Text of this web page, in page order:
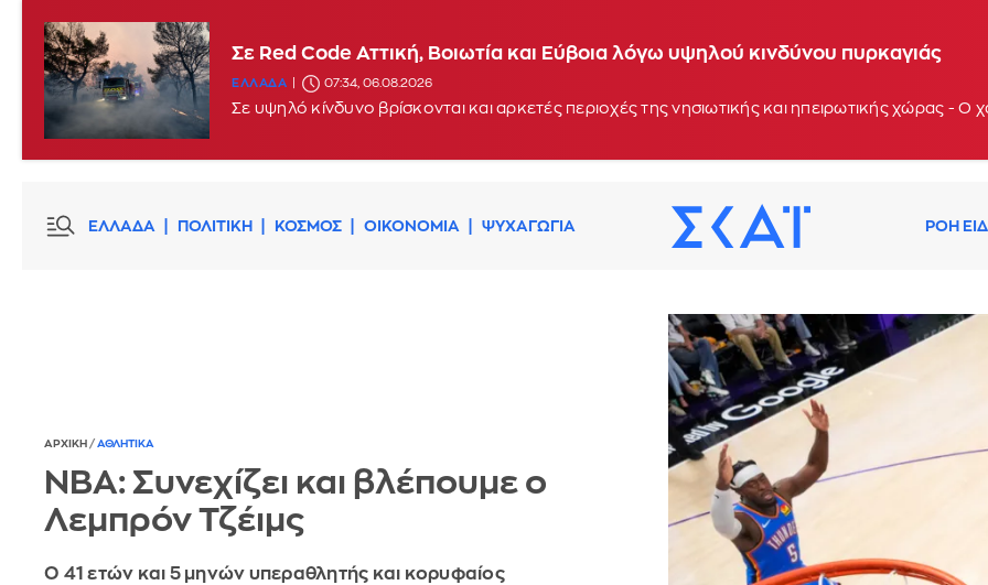
Σε Red Code Αττική, Βοιωτία και Εύβοια λόγω υψηλού κινδύνου πυρκαγιάς
ΕΛΛΑΔΑ 07:34, 06.08.2026
Σε υψηλό κίνδυνο βρίσκονται και αρκετές περιοχές της νησιωτικής και ηπειρωτικής χώρας -
ΕΛΛΑΔΑ ΠΟΛΙΤΙΚΗ ΚΟΣΜΟΣ ΟΙΚΟΝΟΜΙΑ ΨΥΧΑΓΩΓΙΑ ΡΟΗ
ΑΡΧΙΚΗ / ΑΘΛΗΤΙΚΑ
ΝΒΑ: Συνεχίζει και βλέπουμε ο
Λεμπρόν Τζέιμς
Ο 41 ετών και 5 μηνών υπεραθλητής και κορυφαίος